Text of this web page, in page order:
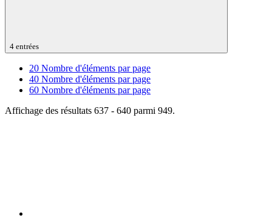
4 entrées
20 Nombre d'éléments par page
40 Nombre d'éléments par page
60 Nombre d'éléments par page
Affichage des résultats 637 - 640 parmi 949.